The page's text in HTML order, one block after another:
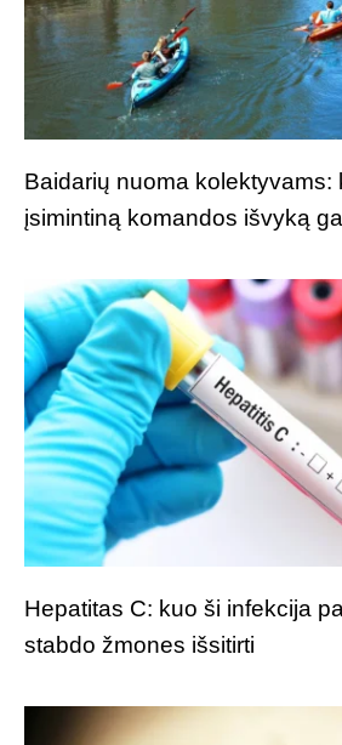
Baidarių nuoma kolektyvams:
įsimintiną komandos išvyką
Hepatitas C: kuo ši infekcija
stabdo žmones išsitirti